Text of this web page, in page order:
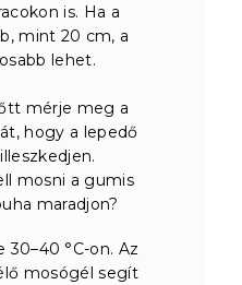
is. Ha a
mint 20 cm, a
lehet.
mérje meg a
hogy a lepedő
mosni a gumis
maradjon?
30–40 °C-on. Az
mosógél segít